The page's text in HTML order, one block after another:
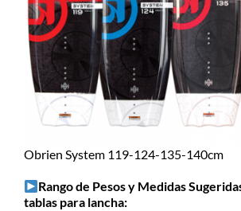
Obrien System 119-124-135-140cm
Rango de Pesos y Medidas
tablas para lancha: